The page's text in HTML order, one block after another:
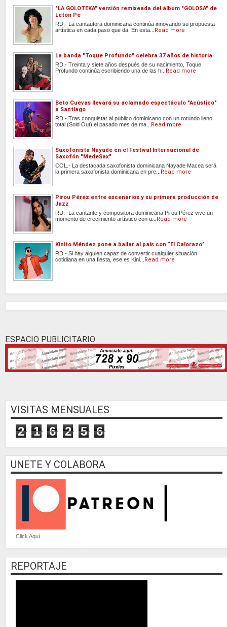
"LA GOLOTEKA" versión remixeada del álbum "GOLOSA" de
Letón Pé
RD.- La cantautora dominicana continúa innovando su propuesta
artística en cada paso que da. En esta...
Read more
La banda "Toque Profundo" celebra 37 años de historia
RD.- Treinta y siete años después de su nacimiento, Toque
Profundo continúa escribiendo una de las h...
Read more
Beto Cuevas llevará su aclamado espectáculo "Acústico"
a Santiago
RD.- Tras conquistar al público dominicano con un rotundo lleno
total (Sold Out) el pasado mes de ma...
Read more
Saxofonista Nayade en el Festival Internacional de
Saxofón "MedeSax"
COL.- La destacada saxofonista dominicana Nayade Macea será
la primera saxofonista dominicana en pre...
Read more
Pirou Pérez entre escenarios y su primera producción de
Jazz
RD.- La cantante y compositora dominicana Pirou Pérez vive un
momento de crecimiento artístico con u...
Read more
Kinito Méndez pone a bailar al país con “El Calorazo”
RD.- Si hay alguien capaz de convertir cualquier situación
cotidiana en una fiesta, ese es Kini...
Read more
ESPACIO PUBLICITARIO
VISITAS MENSUALES
2 1 6 2 5 6
UNETE Y COLABORA
Click Aquí
REPORTAJE